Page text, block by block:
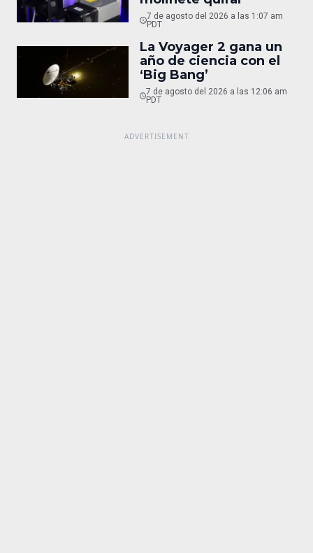
7 de agosto del 2026 a las 1:07 am
PDT
La Voyager 2 gana un
año de ciencia con el
‘Big Bang’
7 de agosto del 2026 a las 12:06 am
PDT